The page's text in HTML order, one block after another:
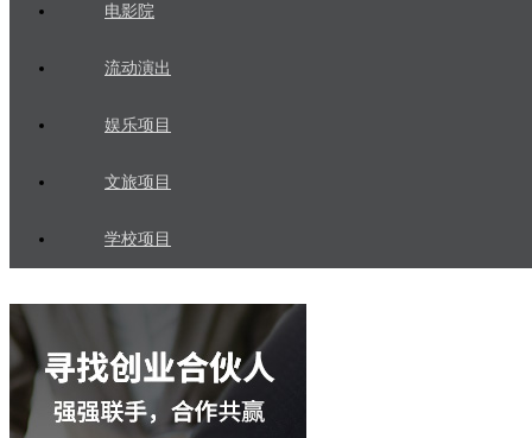
电影院
流动演出
娱乐项目
文旅项目
学校项目